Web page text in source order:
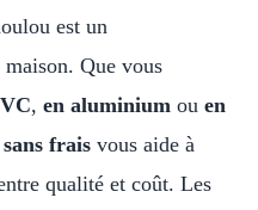
est un
Que vous
, en aluminium ou en
frais vous aide à
qualité et coût. Les